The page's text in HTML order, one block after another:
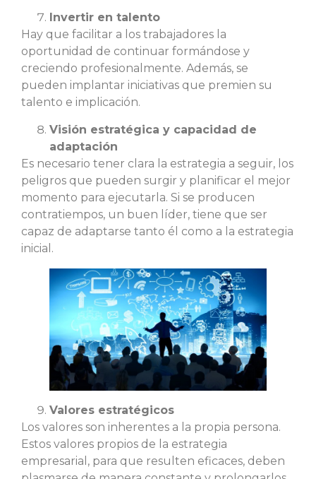
Invertir en talento
Hay que facilitar a los trabajadores la
oportunidad de continuar formándose y
creciendo profesionalmente. Además, se
pueden implantar iniciativas que premien su
talento e implicación.
Visión estratégica y capacidad de
adaptación
Es necesario tener clara la estrategia a seguir, los
peligros que pueden surgir y planificar el mejor
momento para ejecutarla. Si se producen
contratiempos, un buen líder, tiene que ser
capaz de adaptarse tanto él como a la estrategia
inicial.
Valores estratégicos
Los valores son inherentes a la propia persona.
Estos valores propios de la estrategia
empresarial, para que resulten eficaces, deben